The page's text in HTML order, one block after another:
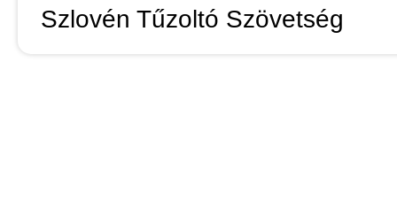
Szlovén Tűzoltó Szövetség